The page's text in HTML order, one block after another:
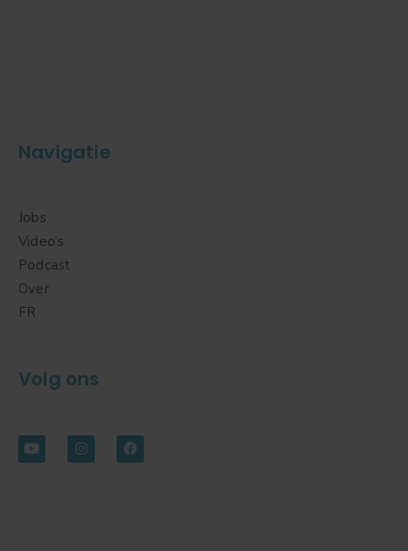
Navigatie
Jobs
Video’s
Podcast
Over
FR
Volg ons